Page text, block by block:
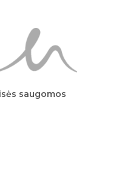
saugomos